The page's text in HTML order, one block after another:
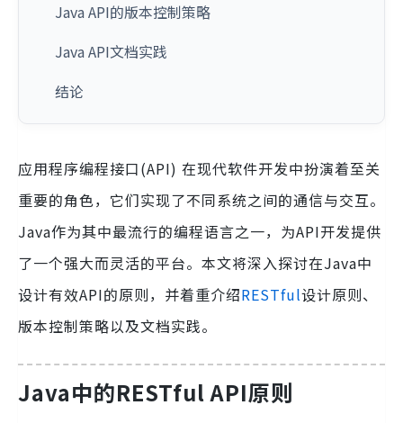
Java API的版本控制策略
Java API文档实践
结论
应用程序编程接口(API) 在现代软件开发中扮演着至关
重要的角色，它们实现了不同系统之间的通信与交互。
Java作为其中最流行的编程语言之一，为API开发提供
了一个强大而灵活的平台。本文将深入探讨在Java中
设计有效API的原则，并着重介绍RESTful设计原则、
版本控制策略以及文档实践。
Java中的RESTful API原则